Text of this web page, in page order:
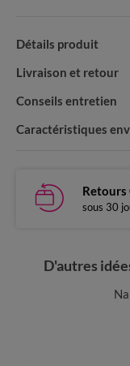
Détails produit
Livraison et retour
Conseils entretien
Caractéristiques
sous 30
D'autres